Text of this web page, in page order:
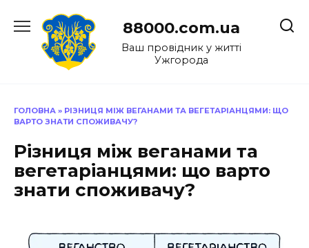
до
88000.com.ua
Ваш провідник у житті
Ужгорода
ГОЛОВНА » РІЗНИЦЯ МІЖ ВЕГАНАМИ ТА ВЕГЕТАРІАНЦЯМИ: ЩО
ВАРТО ЗНАТИ СПОЖИВАЧУ?
Різниця між веганами та
вегетаріанцями: що варто
знати споживачу?